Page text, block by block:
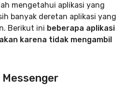
mengetahui aplikasi yang
banyak deretan aplikasi yang
Berikut ini beberapa aplikasi
karena tidak mengambil
Messenger